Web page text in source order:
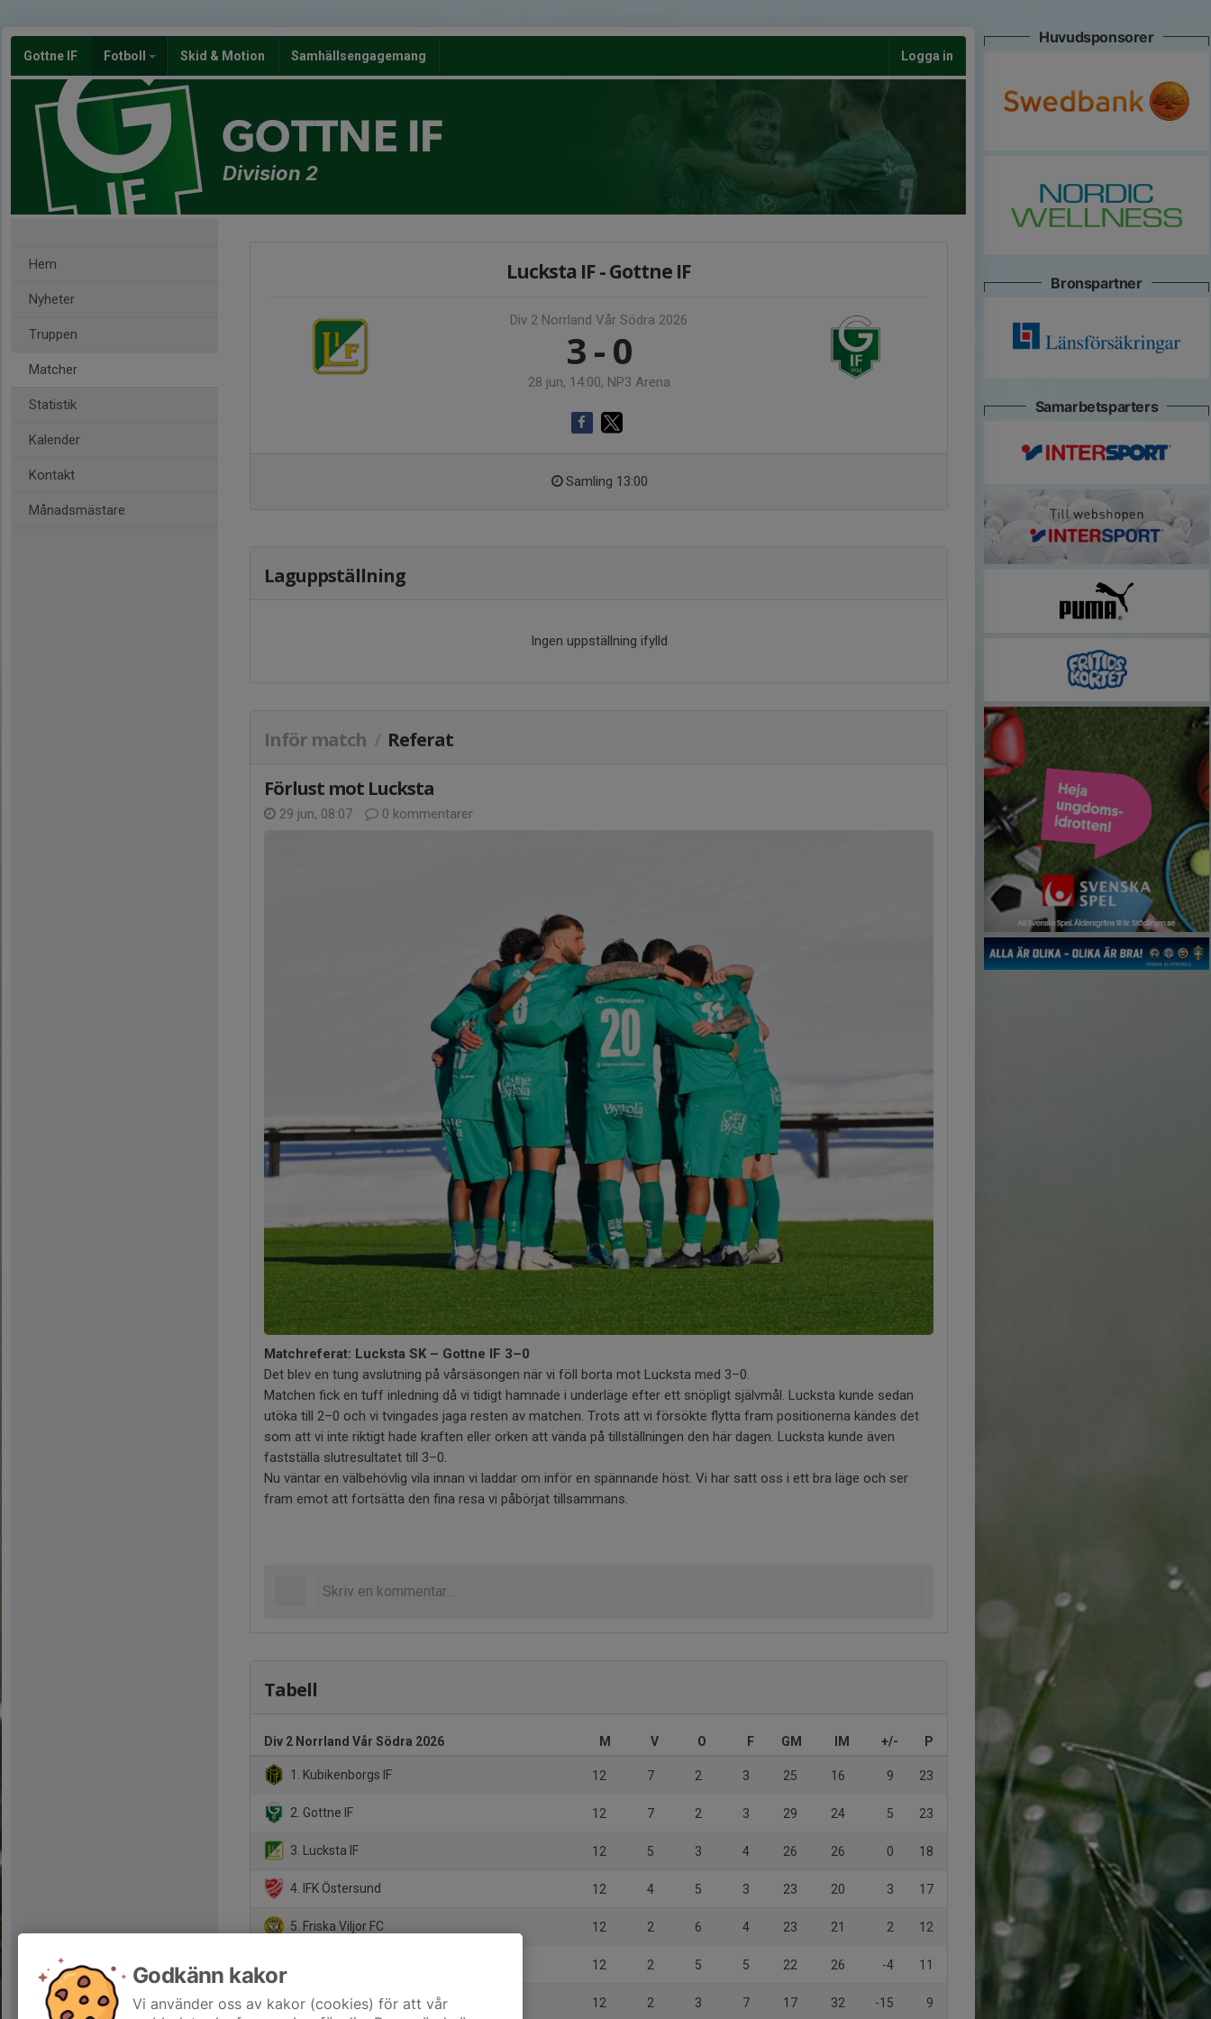
Gottne IF Fotboll Skid & Motion Samhällsengagemang Logga in
GOTTNE IF
Division 2
Hem
Nyheter
Truppen
Matcher
Statistik
Kalender
Kontakt
Månadsmästare
Lucksta IF - Gottne IF
Div 2 Norrland Vår Södra 2026
3 - 0
28 jun, 14:00, NP3 Arena
Samling 13:00
Laguppställning
Ingen uppställning ifylld
Inför match
Referat
Förlust mot Lucksta
29 jun, 08:07 0 kommentarer
Matchreferat: Lucksta SK – Gottne IF 3–0
Det blev en tung avslutning på vårsäsongen när vi föll borta mot Lucksta med 3–0.
Matchen fick en tuff inledning då vi tidigt hamnade i underläge efter ett snöpligt självmål. Lucksta kunde sedan
utöka till 2–0 och vi tvingades jaga resten av matchen. Trots att vi försökte flytta fram positionerna kändes det
som att vi inte riktigt hade kraften eller orken att vända på tillställningen den här dagen. Lucksta kunde även
fastställa slutresultatet till 3–0.
Nu väntar en välbehövlig vila innan vi laddar om inför en spännande höst. Vi har satt oss i ett bra läge och ser
fram emot att fortsätta den fina resa vi påbörjat tillsammans.
Tabell
Div 2 Norrland Vår Södra 2026 M V O F GM IM +/- P
1. Kubikenborgs IF 12 7 2 3 25 16 9 23
2. Gottne IF 12 7 2 3 29 24 5 23
3. Lucksta IF 12 5 3 4 26 26 0 18
4. IFK Östersund 12 4 5 3 23 20 3 17
5. Friska Viljor FC 12 2 6 4 23 21 2 12
12 2 5 5 22 26 -4 11
7. Fränsta IK 12 2 3 7 17 32 -15 9
Huvudsponsorer
Bronspartner
Samarbetsparters
Godkänn kakor
Vi använder oss av kakor (cookies) för att vår